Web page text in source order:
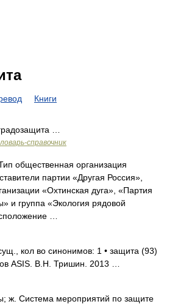
Книги
…
справочник
общественная организация
партии «Другая Россия»,
«Охтинская дуга», «Партия
и группа «Экология рядовой
…
кол во синонимов: 1 • защита (93)
ASIS. В.Н. Тришин. 2013 …
ж. Система мероприятий по защите